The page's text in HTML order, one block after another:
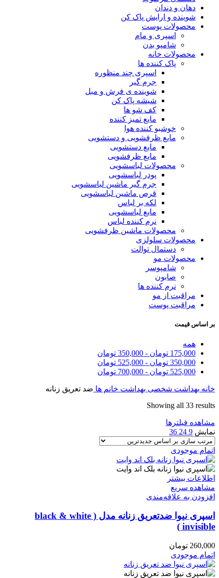
دهان و دندان
شوینده و ارایش پاک کن
محصولات پوست
اسپری و مام
شامپو بدن
محصولات خانه
پاک کننده ها
اسپری چند منظوره
جرم گیر
شوینده ی فرش و مبل
شیشه پاک کن
کف شو ها
مایع تمیز کننده
خوشبو کننده هوا
مایع ظرفشویی و دستشویی
مایع دستشویی
مایع ظرفشویی
محصولات لباسشویی
پودر لباسشویی
جرم گیر ماشین لباسشویی
قرص ماشین لباسشویی
لکه بر لباس
مایع لباسشویی
نرم کننده لباس
محصولات ماشین ظرفشویی
محصولات سلولزی
دستمال توالت
محصولات مو
شامپوسر
صابون
نرم کننده ها
مراقبت از مو
مراقبت پوست
بر اساس قیمت
همه
175,000 تومان -
350,000 تومان
350,000 تومان -
525,000 تومان
525,000 تومان -
700,000 تومان
خانه بهداشت شخصی بهداشت خانم ها ضد تعریق زنانه
Showing all 33 results
مشاهده فیلترها
نمایش 9
24
36
اتمام موجودی
اطلاعات بیشتر
مشاهده سریع
افزودن به علاقه‌مندی
اسپری نیوا ضدتعریق زنانه مدل ( black & white
invisible )
260,000 تومان
اتمام موجودی